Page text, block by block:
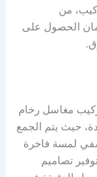
من
الحصول على
مغاسل رخام
حيث يتم الجمع
لمسة فاخرة
تصاميم